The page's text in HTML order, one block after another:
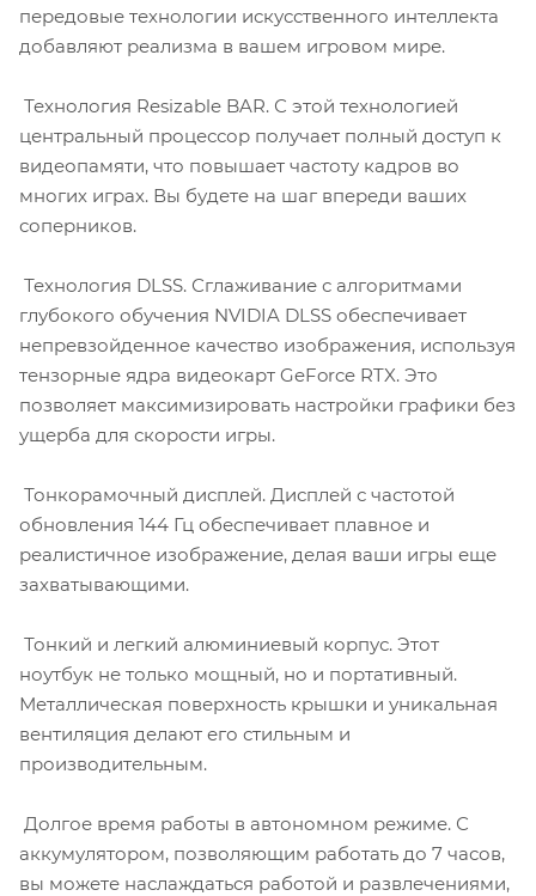
передовые технологии искусственного интеллекта
добавляют реализма в вашем игровом мире.
Технология Resizable BAR. С этой технологией
центральный процессор получает полный доступ к
видеопамяти, что повышает частоту кадров во
многих играх. Вы будете на шаг впереди ваших
соперников.
Технология DLSS. Сглаживание с алгоритмами
глубокого обучения NVIDIA DLSS обеспечивает
непревзойденное качество изображения, используя
тензорные ядра видеокарт GeForce RTX. Это
позволяет максимизировать настройки графики без
ущерба для скорости игры.
Тонкорамочный дисплей. Дисплей с частотой
обновления 144 Гц обеспечивает плавное и
реалистичное изображение, делая ваши игры еще
захватывающими.
Тонкий и легкий алюминиевый корпус. Этот
ноутбук не только мощный, но и портативный.
Металлическая поверхность крышки и уникальная
вентиляция делают его стильным и
производительным.
Долгое время работы в автономном режиме. С
аккумулятором, позволяющим работать до 7 часов,
вы можете наслаждаться работой и развлечениями,